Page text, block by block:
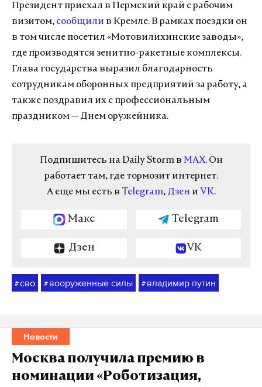
Президент приехал в Пермский край с рабочим
визитом, сообщили в Кремле. В рамках поездки он
в том числе посетил «Мотовилихинские заводы»,
где производятся зенитно-ракетные комплексы.
Глава государства выразил благодарность
сотрудникам оборонных предприятий за работу, а
также поздравил их с профессиональным
праздником — Днем оружейника.
Подпишитесь на Daily Storm в MAX. Он
работает там, где тормозит интернет.
А еще мы есть в Telegram, Дзен и VK.
Макс Telegram
Дзен VK
#сво # вооруженные силы # владимир путин
Новости
Москва получила премию в
номинации «Роботизация,